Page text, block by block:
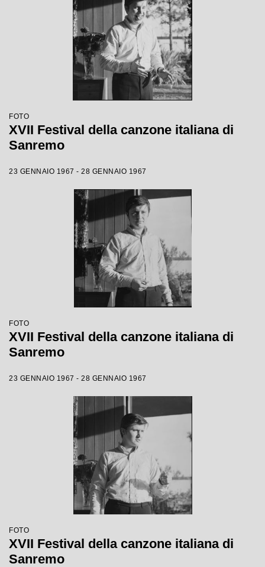
FOTO
XVII Festival della canzone italiana di
Sanremo
23 GENNAIO 1967 - 28 GENNAIO 1967
FOTO
XVII Festival della canzone italiana di
Sanremo
23 GENNAIO 1967 - 28 GENNAIO 1967
FOTO
XVII Festival della canzone italiana di
Sanremo